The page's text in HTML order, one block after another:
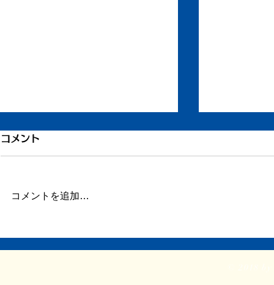
岡田林太郎についてのお知ら
せ
のBlogを楽しみにしてくださり、
なと会った
コメント
コメントを追加…